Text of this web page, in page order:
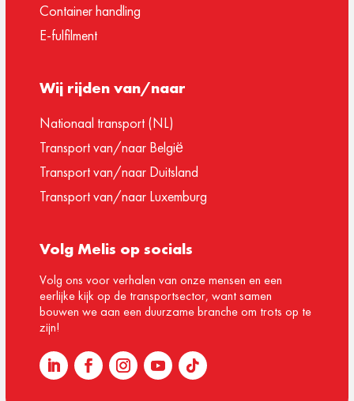
Container handling
E-fulfilment
Wij rijden van/naar
Nationaal transport (NL)
Transport van/naar België
Transport van/naar Duitsland
Transport van/naar Luxemburg
Volg Melis op socials
Volg ons voor verhalen van onze mensen en een
eerlijke kijk op de transportsector, want samen
bouwen we aan een duurzame branche om trots op te
zijn!